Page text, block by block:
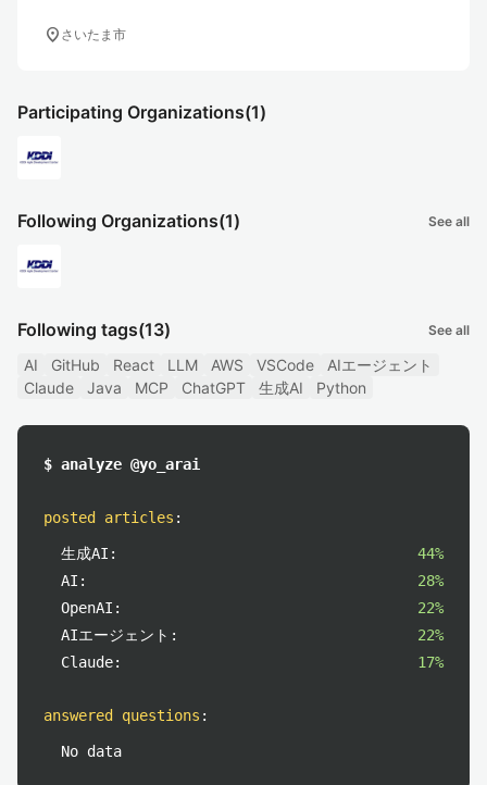
location_on さいたま市
Participating Organizations(1)
Following Organizations(1) See all
Following tags(13) See all
AI GitHub React LLM AWS VSCode
AIエージェント
Claude
Java MCP ChatGPT 生成AI Python
$ analyze @yo_arai
posted articles :
生成AI:
44%
AI:
28%
OpenAI:
22%
AIエージェント:
22%
Claude:
17%
answered questions :
No data